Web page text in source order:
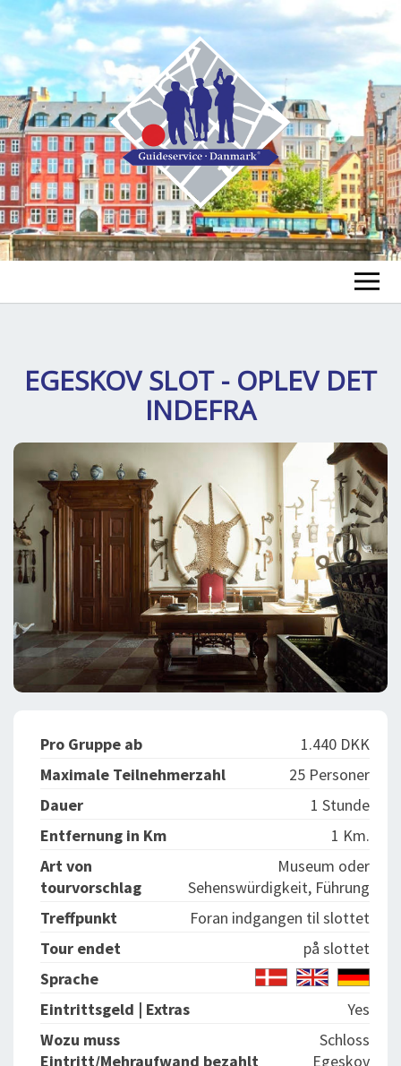
BUCHUNG
VORTRAG
ÜBER UNS
EGESKOV SLOT - OPLEV DET
INDEFRA
Pro Gruppe ab
1.440 DKK
Maximale Teilnehmerzahl
25 Personer
Dauer
1 Stunde
Entfernung in Km
1 Km.
Art von
tourvorschlag
Museum oder
Sehenswürdigkeit, Führung
Treffpunkt
Foran indgangen til slottet
Tour endet
på slottet
Sprache
Eintrittsgeld | Extras
Yes
Wozu muss
Eintritt/Mehraufwand bezahlt
Schloss
Egeskov